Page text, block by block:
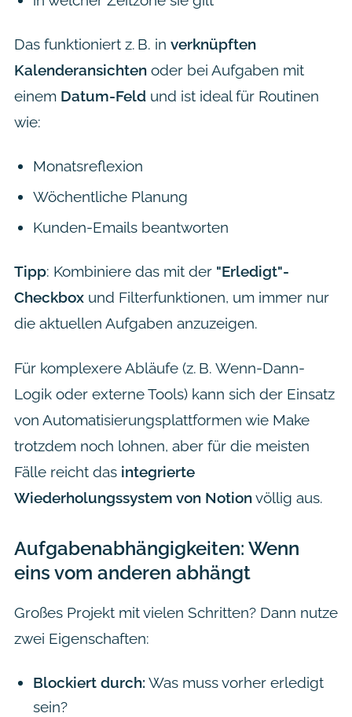
Das funktioniert z. B. in verknüpften
Kalenderansichtenoder bei Aufgaben mit
einem Datum-Feldund ist ideal für Routinen
wie:
Monatsreflexion
Wöchentliche Planung
Kunden-Emails beantworten
Tipp: Kombiniere das mit der "Erledigt"-
Checkboxund Filterfunktionen, um immer nur
die aktuellen Aufgaben anzuzeigen.
Für komplexere Abläufe (z. B. Wenn-Dann-
Logik oder externe Tools) kann sich der Einsatz
von Automatisierungsplattformen wie Make
trotzdem noch lohnen, aber für die meisten
Fälle reicht das integrierte
Wiederholungssystem von Notionvöllig aus.
Aufgabenabhängigkeiten: Wenn
eins vom anderen abhängt
Großes Projekt mit vielen Schritten? Dann nutze
zwei Eigenschaften:
Blockiert durch: Was muss vorher erledigt
sein?